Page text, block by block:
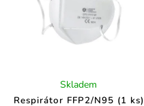
Respirátor FFP2/N95 (1 ks)
Skladem